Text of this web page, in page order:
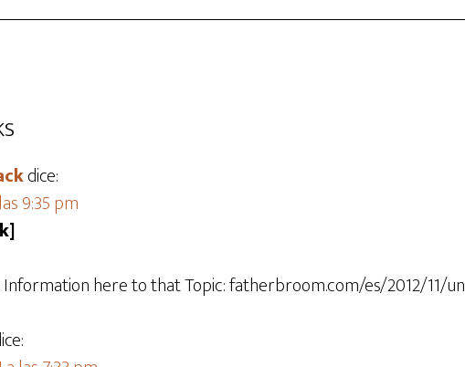
dice:
9:35 pm
here to that Topic: fatherbroom.com/es/2012/11/